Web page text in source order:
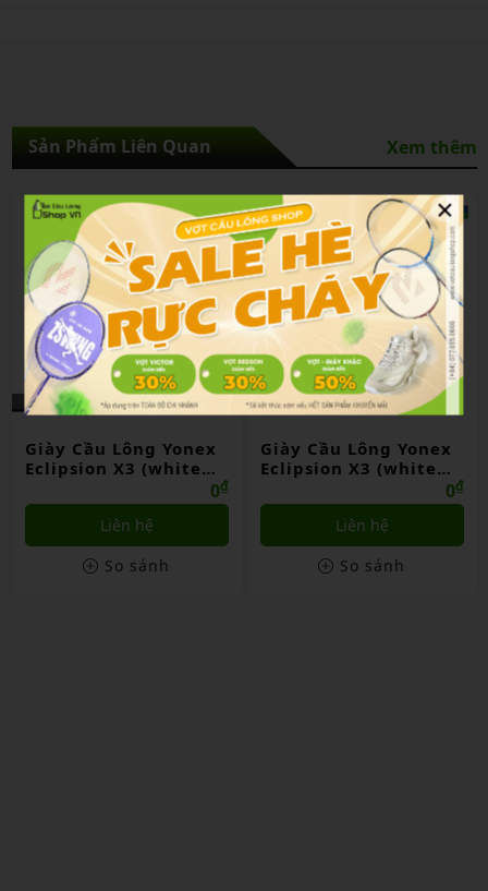
Sản Phẩm Liên Quan Xem thêm
Giày Cầu Lông Yonex
Eclipsion X3 (white
0₫
Liên hệ
So sánh
Giày Cầu Lông Yonex
Eclipsion X3 (white
0₫
Liên hệ
So sánh
×